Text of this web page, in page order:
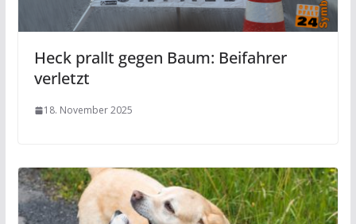
Heck prallt gegen Baum: Beifahrer
verletzt
18. November 2025